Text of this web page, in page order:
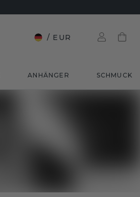
/ EUR
ANHÄNGER SCHMUCK